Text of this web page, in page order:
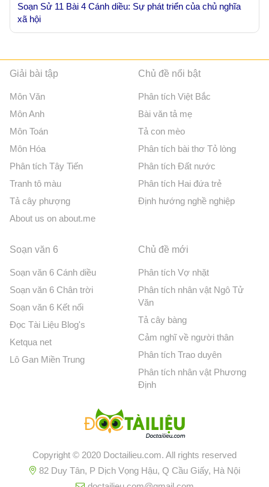
Soạn Sử 11 Bài 4 Cánh diều: Sự phát triển của chủ nghĩa
xã hội
Giải bài tập
Môn Văn
Môn Anh
Môn Toán
Môn Hóa
Phân tích Tây Tiến
Tranh tô màu
Tả cây phượng
About us on about.me
Chủ đề nổi bật
Phân tích Việt Bắc
Bài văn tả mẹ
Tả con mèo
Phân tích bài thơ Tỏ lòng
Phân tích Đất nước
Phân tích Hai đứa trẻ
Định hướng nghề nghiệp
Soạn văn 6
Soạn văn 6 Cánh diều
Soạn văn 6 Chân trời
Soạn văn 6 Kết nối
Đọc Tài Liệu Blog's
Ketqua net
Lô Gan Miền Trung
Chủ đề mới
Phân tích Vợ nhặt
Phân tích nhân vật Ngô Tử
Văn
Tả cây bàng
Cảm nghĩ về người thân
Phân tích Trao duyên
Phân tích nhân vật Phương
Định
Copyright © 2020 Doctailieu.com. All rights reserved
82 Duy Tân, P Dịch Vọng Hậu, Q Cầu Giấy, Hà Nội